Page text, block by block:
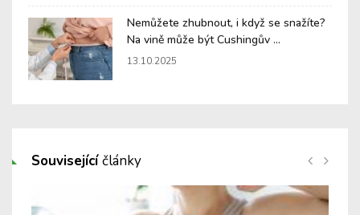
Nemůžete zhubnout, i když se snažíte?
Na vině může být Cushingův ...
13.10.2025
Souvisejícíčlánky